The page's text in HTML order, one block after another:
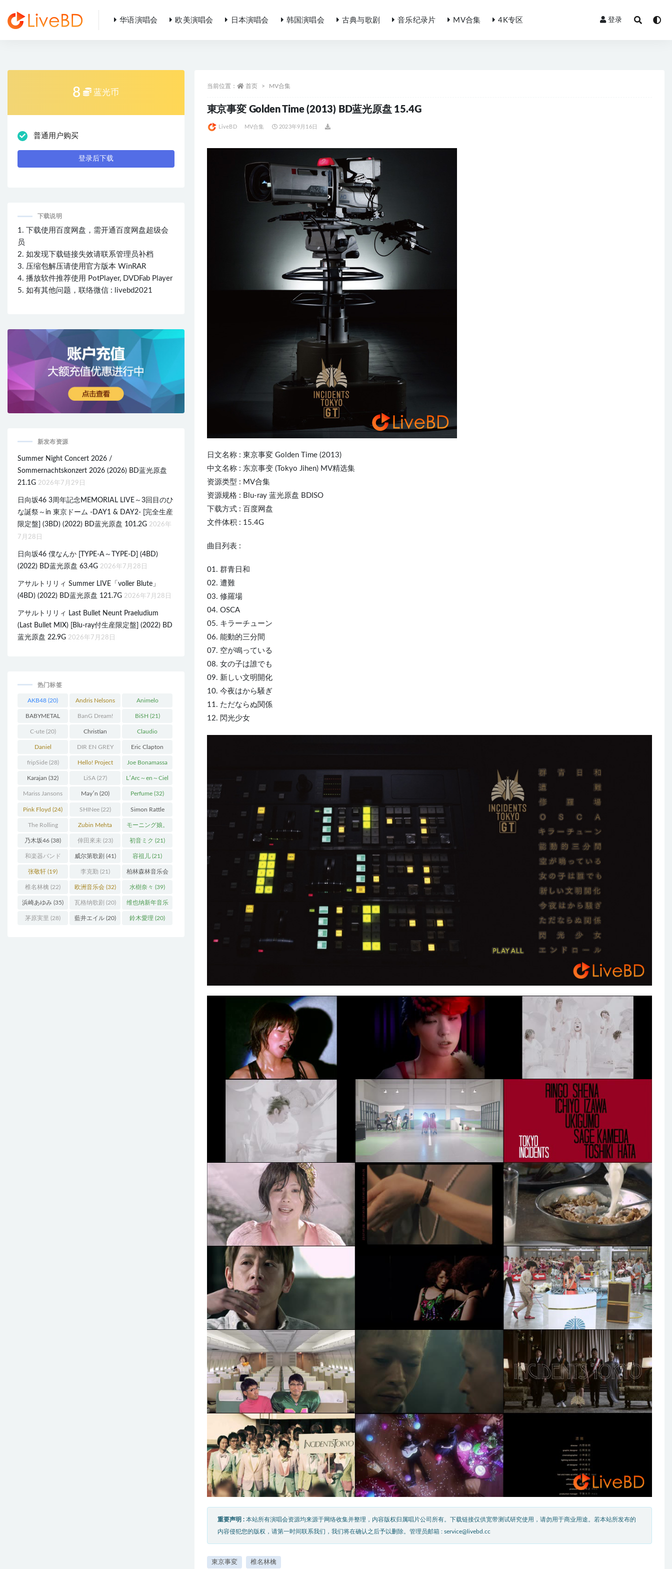
华语演唱会 欧美演唱会 日本演唱会 韩国演唱会 古典与歌剧 音乐纪录片 MV合集 4K专区 登录
当前位置： 首页 MV合集
東京事変 Golden Time (2013) BD蓝光原盘 15.4G
LiveBD MV合集 2023年9月16日
日文名称 : 東京事変 Golden Time (2013)
中文名称 : 东京事变 (Tokyo Jihen) MV精选集
资源类型 : MV合集
资源规格 : Blu-ray 蓝光原盘 BDISO
下载方式 : 百度网盘
文件体积 : 15.4G
曲目列表 :
01. 群青日和
02. 遭難
03. 修羅場
04. OSCA
05. キラーチューン
06. 能動的三分間
07. 空が鳴っている
08. 女の子は誰でも
09. 新しい文明開化
10. 今夜はから騒ぎ
11. ただならぬ関係
12. 閃光少女
重要声明 : 本站所有演唱会资源均来源于网络收集并整理，内容版权归属唱片公司所有。下载链接仅供宽带测试研究使用，请勿用于商业用途。若本站所发布的
内容侵犯您的版权，请第一时间联系我们，我们将在确认之后予以删除。管理员邮箱 : service@livebd.cc
東京事変 椎名林檎
8 蓝光币
普通用户购买
登录后下载
下载说明
1. 下载使用百度网盘，需开通百度网盘超级会
员
2. 如发现下载链接失效请联系管理员补档
3. 压缩包解压请使用官方版本 WinRAR
4. 播放软件推荐使用 PotPlayer, DVDFab Player
5. 如有其他问题，联络微信 : livebd2021
新发布资源
Summer Night Concert 2026 /
Sommernachtskonzert 2026 (2026) BD蓝光原盘
21.1G 2026年7月29日
日向坂46 3周年記念MEMORIAL LIVE～3回目のひ
な誕祭～in 東京ドーム -DAY1 & DAY2- [完全生産
限定盤] (3BD) (2022) BD蓝光原盘 101.2G 2026年
7月28日
日向坂46 僕なんか [TYPE-A～TYPE-D] (4BD)
(2022) BD蓝光原盘 63.4G 2026年7月28日
アサルトリリィ Summer LIVE「voller Blute」
(4BD) (2022) BD蓝光原盘 121.7G 2026年7月28日
アサルトリリィ Last Bullet Neunt Praeludium
(Last Bullet MIX) [Blu-ray付生産限定盤] (2022) BD
蓝光原盘 22.9G 2026年7月28日
热门标签
AKB48 (20) Andris Nelsons
(22)
Animelo
Summer Live
(34)
BABYMETAL
(22)
BanG Dream!
(48)
BiSH (21)
C-ute(20) Christian
Thielemann(36)
Claudio
Abbado(25)
Daniel
Barenboim(37)
DIR EN GREY
(27)
Eric Clapton
(27)
fripSide(28) Hello! Project
(58)
Joe Bonamassa
(20)
Karajan (32) LiSA(27) L′Arc～en～Ciel
(41)
Mariss Jansons
(25)
May′n (20) Perfume (32)
Pink Floyd (24) SHINee(22) Simon Rattle
(43)
The Rolling
Stones(30)
Zubin Mehta
(19)
モーニング娘。
(27)
乃木坂46 (38) 倖田來未 (23) 初音ミク (21)
和楽器バンド
(25)
威尔第歌剧 (41) 容祖儿 (21)
张敬轩 (19) 李克勤 (21) 柏林森林音乐会
(22)
椎名林檎 (22) 欧洲音乐会(32) 水樹奈々 (39)
浜崎あゆみ (35) 瓦格纳歌剧 (20) 维也纳新年音乐
会(19)
茅原実里 (28) 藍井エイル(20) 鈴木愛理 (20)